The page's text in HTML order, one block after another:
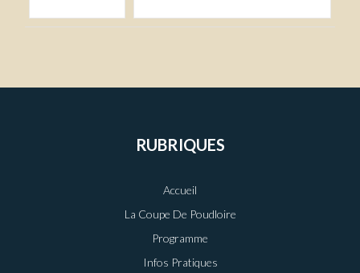
RUBRIQUES
Accueil
La Coupe De Poudloire
Programme
Infos Pratiques